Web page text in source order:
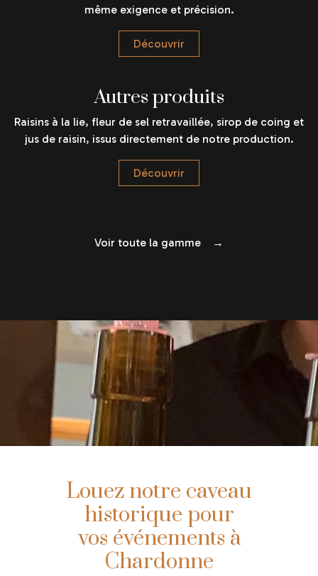
même exigence et précision.
Découvrir
Autres produits
Raisins à la lie, fleur de sel retravaillée, sirop de coing et
jus de raisin, issus directement de notre production.
Découvrir
Voir toute la gamme →
Louez notre caveau
historique pour
vos événements à
Chardonne